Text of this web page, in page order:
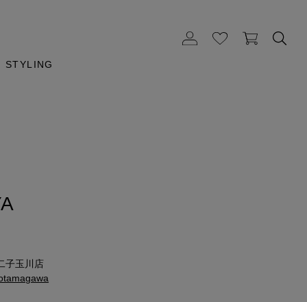
STYLING
子玉川店